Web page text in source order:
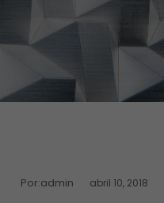
Por:admin abril 10, 2018